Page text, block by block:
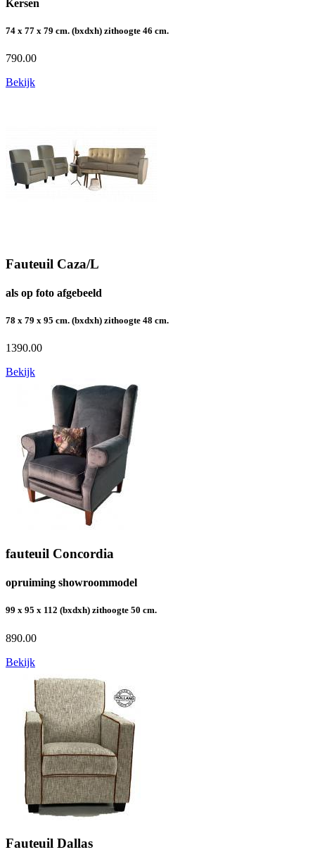
Kersen
74 x 77 x 79 cm. (bxdxh) zithoogte 46 cm.
790.00
Bekijk
Fauteuil Caza/L
als op foto afgebeeld
78 x 79 x 95 cm. (bxdxh) zithoogte 48 cm.
1390.00
Bekijk
fauteuil Concordia
opruiming showroommodel
99 x 95 x 112 (bxdxh) zithoogte 50 cm.
890.00
Bekijk
Fauteuil Dallas